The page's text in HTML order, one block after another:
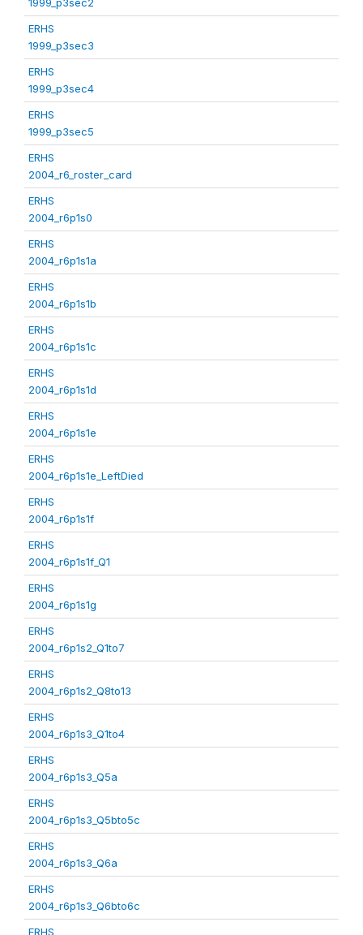
ERHS
1999_p3sec3
ERHS
1999_p3sec4
ERHS
1999_p3sec5
ERHS
2004_r6_roster_card
ERHS
2004_r6p1s0
ERHS
2004_r6p1s1a
ERHS
2004_r6p1s1b
ERHS
2004_r6p1s1c
ERHS
2004_r6p1s1d
ERHS
2004_r6p1s1e
ERHS
2004_r6p1s1e_LeftDied
ERHS
2004_r6p1s1f
ERHS
2004_r6p1s1f_Q1
ERHS
2004_r6p1s1g
ERHS
2004_r6p1s2_Q1to7
ERHS
2004_r6p1s2_Q8to13
ERHS
2004_r6p1s3_Q1to4
ERHS
2004_r6p1s3_Q5a
ERHS
2004_r6p1s3_Q5bto5c
ERHS
2004_r6p1s3_Q6a
ERHS
2004_r6p1s3_Q6bto6c
ERHS